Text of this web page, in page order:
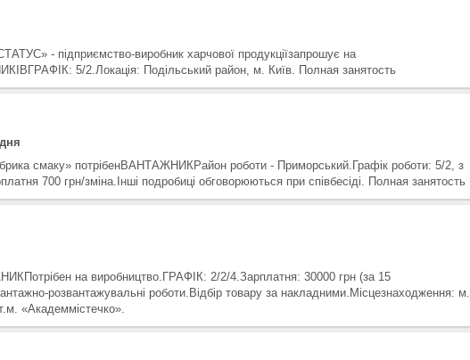
- підприємство-виробник харчової продукціїзапрошує на
5/2.Локація: Подільський район, м. Київ. Полная занятость
смаку» потрібенВАНТАЖНИКРайон роботи - Приморський.Графік роботи: 5/2, з
700 грн/зміна.Інші подробиці обговорюються при співбесіді. Полная занятость
на виробництво.ГРАФІК: 2/2/4.Зарплатня: 30000 грн (за 15
розвантажувальні роботи.Відбір товару за накладними.Місцезнаходження: м.
«Академмістечко».